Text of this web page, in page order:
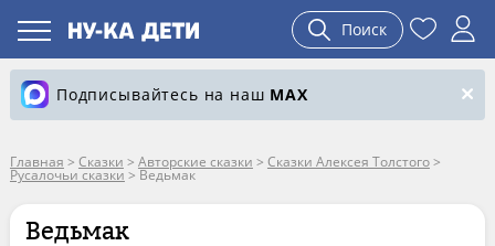
Поиск
Подписывайтесь на наш MAX
Главная > Сказки > Авторские сказки > Сказки Алексея Толстого>
Русалочьи сказки >Ведьмак
Ведьмак